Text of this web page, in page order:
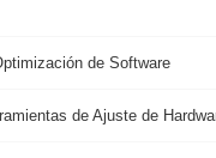
de Software
de Ajuste de